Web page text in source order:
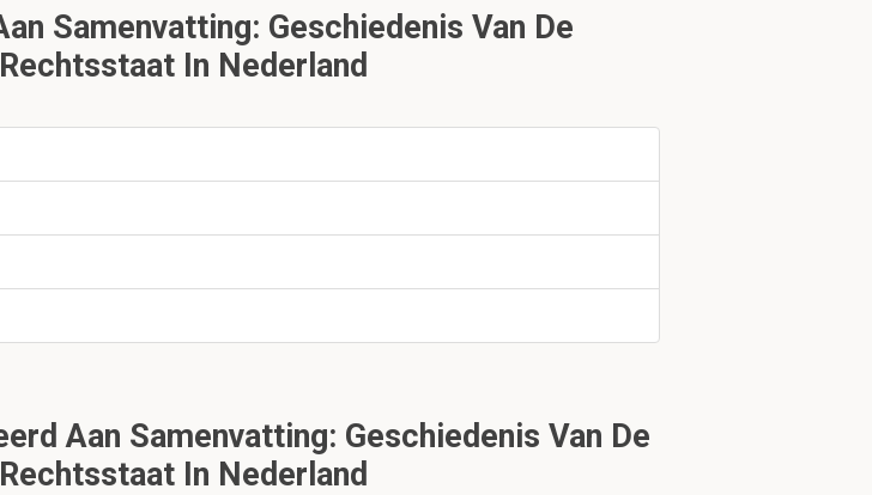
half achttiende eeuw toe?
eeuw?
Samenvatting: Geschiedenis Van De
In Nederland
Aan Samenvatting: Geschiedenis Van De
In Nederland